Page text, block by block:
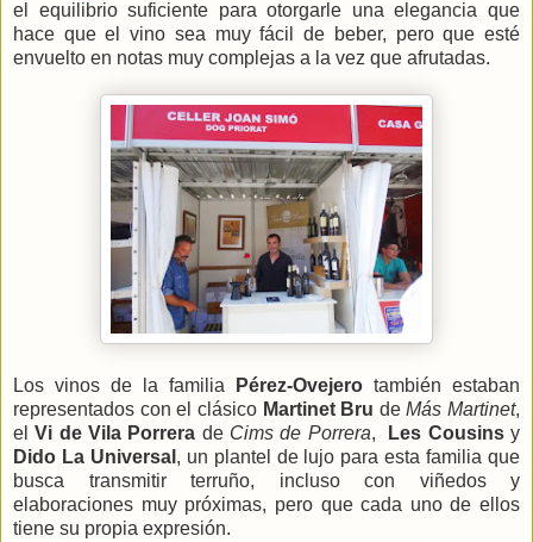
el equilibrio suficiente para otorgarle una elegancia que
hace que el vino sea muy fácil de beber, pero que esté
envuelto en notas muy complejas a la vez que afrutadas.
Los vinos de la familia Pérez-Ovejero también estaban
representados con el clásico Martinet Bru deMás Martinet,
elVi de Vila Porrera de Cims de Porrera, Les Cousinsy
Dido La Universal , un plantel de lujo para esta familia que
busca transmitir terruño, incluso con viñedos y
elaboraciones muy próximas, pero que cada uno de ellos
tiene su propia expresión.